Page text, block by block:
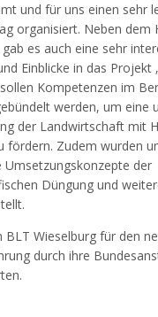
und für uns einen sehr
organisiert. Neben dem
es auch eine sehr
Einblicke in das Projekt
Kompetenzen im
werden, um eine
der Landwirtschaft mit
fördern. Zudem wurden
Umsetzungskonzepte der
Düngung und
BLT Wieselburg für den
durch ihre